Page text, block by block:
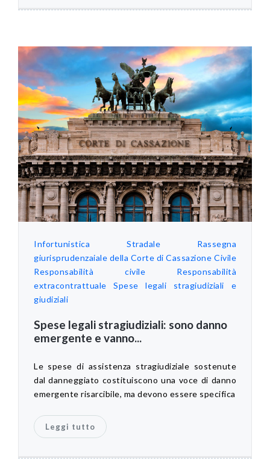
Infortunistica Stradale
Rassegna
giurisprudenzaiale della Corte di Cassazione Civile
Responsabilità civile
Responsabilità
extracontrattuale
Spese legali stragiudiziali e
giudiziali
Spese legali stragiudiziali: sono danno
emergente e vanno...
Le spese di assistenza stragiudiziale sostenute
dal danneggiato costituiscono una voce di danno
emergente risarcibile, ma devono essere specifica
Leggi tutto